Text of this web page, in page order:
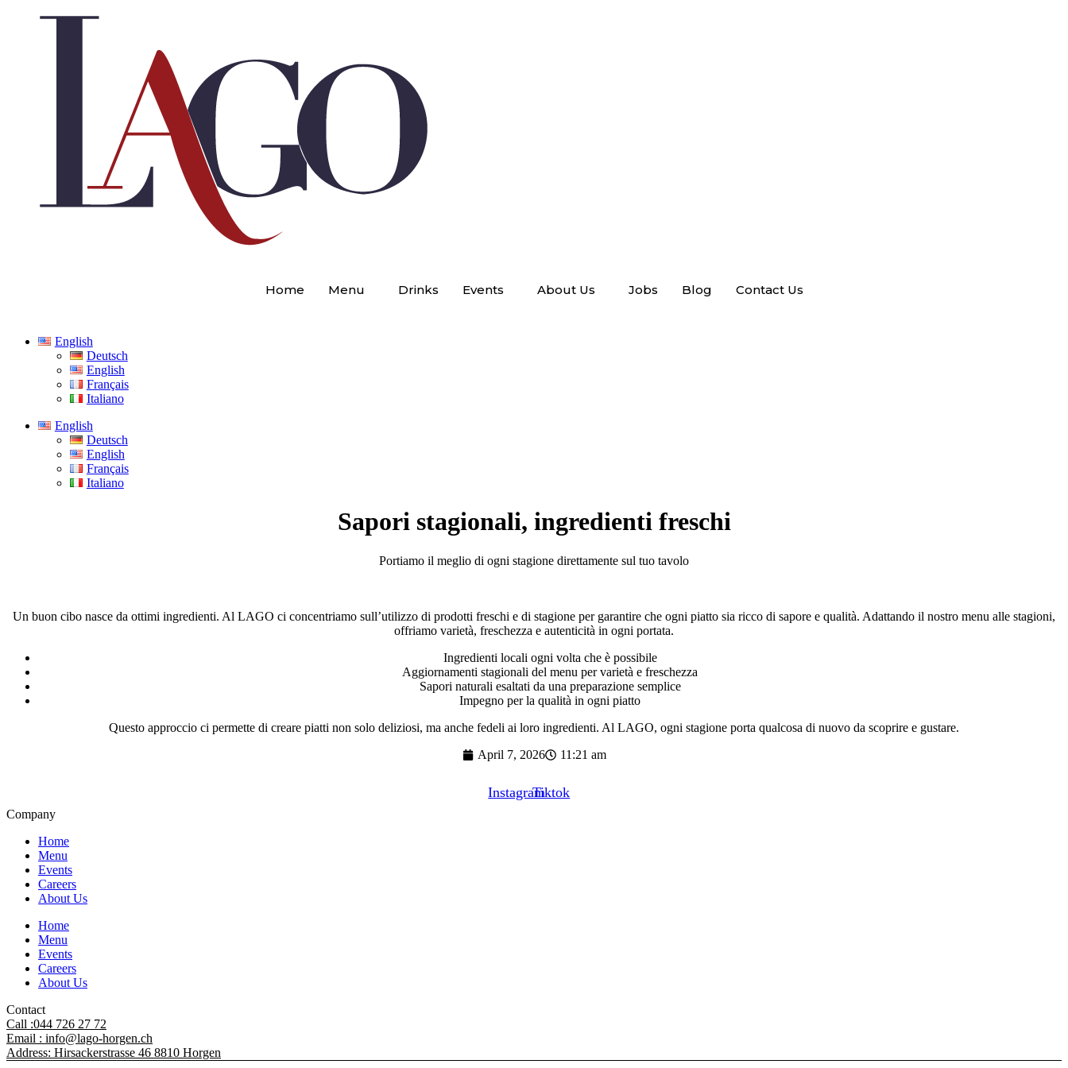
Home Menu Drinks Events About Us Jobs Blog Contact Us
English
Deutsch
English
Français
Italiano
English
Deutsch
English
Français
Italiano
Sapori stagionali, ingredienti freschi
Portiamo il meglio di ogni stagione direttamente sul tuo tavolo
Un buon cibo nasce da ottimi ingredienti. Al LAGO ci concentriamo sull’utilizzo di prodotti freschi e di stagione per garantire che ogni piatto sia ricco di sapore e qualità. Adattando il nostro menu alle stagioni,
offriamo varietà, freschezza e autenticità in ogni portata.
Ingredienti locali ogni volta che è possibile
Aggiornamenti stagionali del menu per varietà e freschezza
Sapori naturali esaltati da una preparazione semplice
Impegno per la qualità in ogni piatto
Questo approccio ci permette di creare piatti non solo deliziosi, ma anche fedeli ai loro ingredienti. Al LAGO, ogni stagione porta qualcosa di nuovo da scoprire e gustare.
April 7, 2026
11:21 am
InstagramTiktok
Company
Home
Menu
Events
Careers
About Us
Home
Menu
Events
Careers
About Us
Contact
Call :044 726 27 72
Email : info@lago-horgen.ch
Address: Hirsackerstrasse 46 8810 Horgen